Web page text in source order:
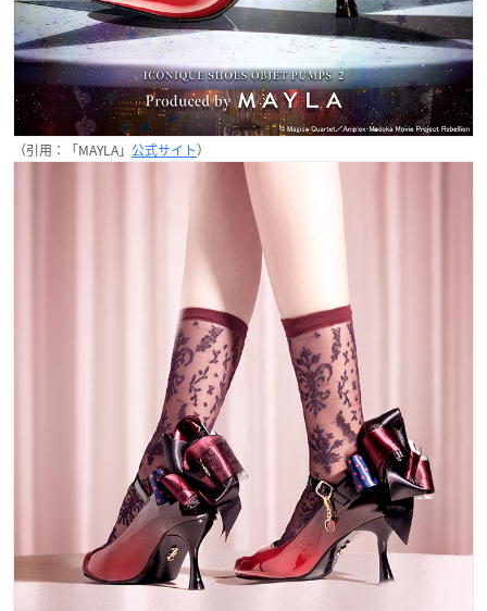
（引用：「MAYLA」 公式サイト）